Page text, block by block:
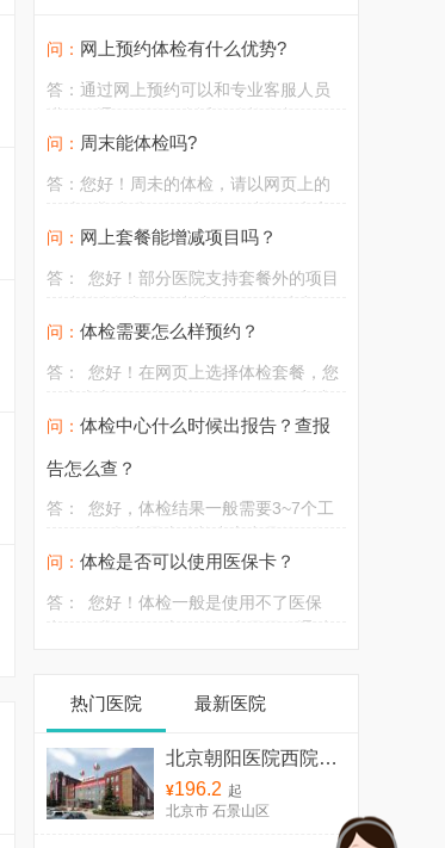
问： 网上预约体检有什么优势?
答： 通过网上预约可以和专业客服人员
外，在体检当天到体检中心直接在前台
缴费的流程，并且还可享受团体体检的
管理专家为您解读报告，从检前到检
后，为您提供便捷的服务。
问： 周末能体检吗?
答： 您好！周未的体检，请以网页上的
服热线400-000-8968或在线客户咨询。
问： 网上套餐能增减项目吗？
答：
您好！部分医院支持套餐外的项目
能更换。
问： 体检需要怎么样预约？
答：
您好！在网页上选择体检套餐，您
在线付款，预约体检时间即可生效。体
办理体检。
问： 体检中心什么时候出报告？查报
告怎么查？
答：
您好，体检结果一般需要3~7个工
详细可在当天体检结束后直接问询前台
式。
问： 体检是否可以使用医保卡？
答：
您好！体检一般是使用不了医保
请您致电体检中心详细问询。
热门医院 最新医院
北京朝阳医院西院健康体检中心
¥196.2 起
北京市 石景山区